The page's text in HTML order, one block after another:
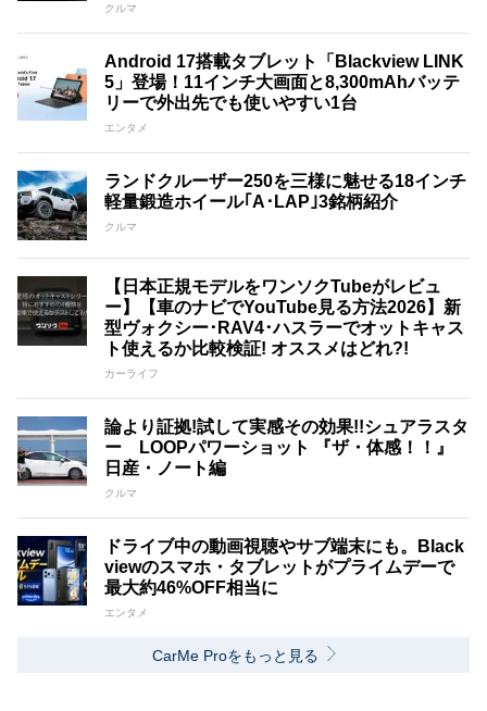
クルマ
Android 17搭載タブレット「Blackview LINK
5」登場！11インチ大画面と8,300mAhバッテ
リーで外出先でも使いやすい1台
エンタメ
ランドクルーザー250を三様に魅せる18インチ
軽量鍛造ホイール｢A･LAP｣3銘柄紹介
クルマ
【日本正規モデルをワンソクTubeがレビュ
ー】【車のナビでYouTube見る方法2026】新
型ヴォクシー･RAV4･ハスラーでオットキャス
ト使えるか比較検証! オススメはどれ?!
カーライフ
論より証拠!試して実感その効果!!シュアラスタ
ー LOOPパワーショット 『ザ・体感！！』
日産・ノート編
クルマ
ドライブ中の動画視聴やサブ端末にも。Black
viewのスマホ・タブレットがプライムデーで
最大約46%OFF相当に
エンタメ
CarMe Proをもっと見る